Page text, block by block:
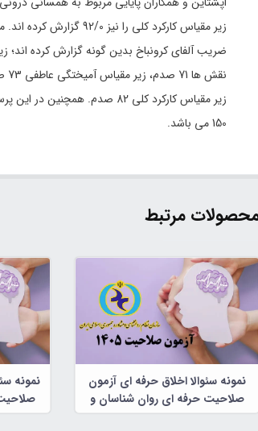
زیر مقیاس کارکرد کلی
150 می باشد.
مرتبط
نمونه سئوالا اخلاق حرفه ای آزمون
صلاحیت حرفه ای روان شناسان و
مشاوران
نمونه